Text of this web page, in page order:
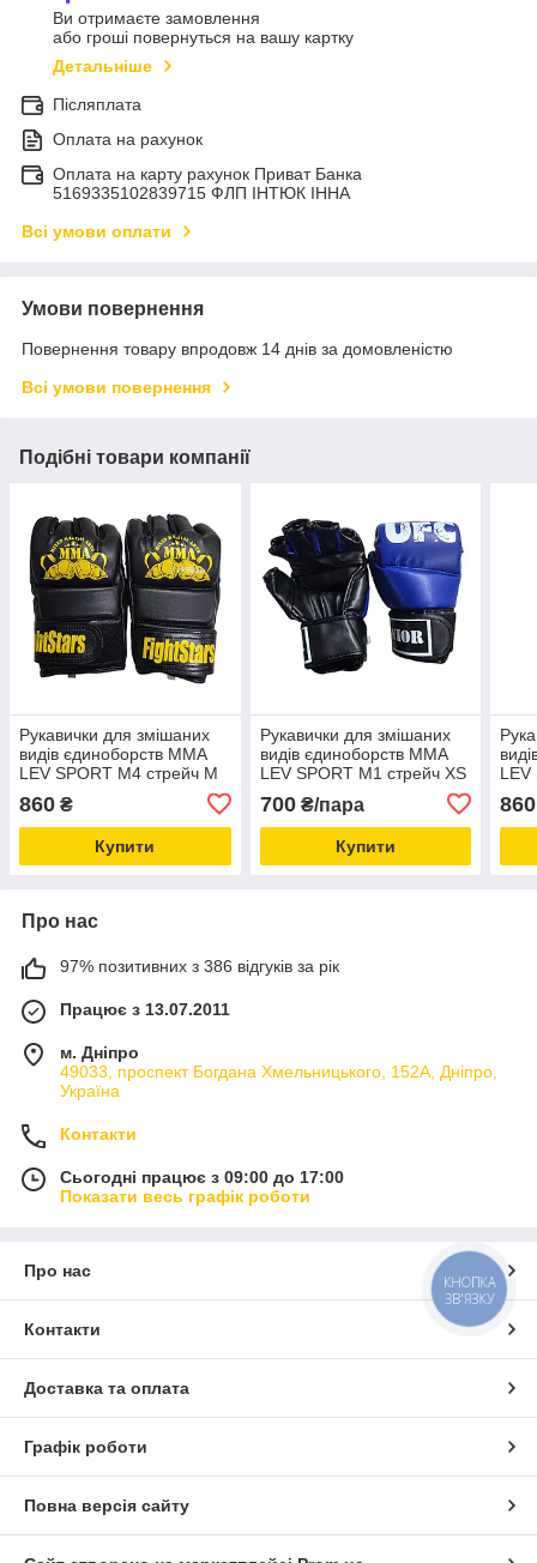
Ви отримаєте замовлення
або гроші повернуться на вашу картку
Детальніше
Післяплата
Оплата на рахунок
Оплата на карту рахунок Приват Банка
5169335102839715 ФЛП ІНТЮК ІННА
Всі умови оплати
Умови повернення
Повернення товару впродовж 14 днів за домовленістю
Всі умови повернення
Подібні товари компанії
Рукавички для змішаних
видів єдиноборств ММА
LEV SPORT M4 стрейч M
860 ₴
Купити
Рукавички для змішаних
видів єдиноборств ММА
LEV SPORT M1 стрейч XS
700₴/пара
Купити
LEV
860
Про нас
97% позитивних з 386 відгуків за рік
Працює з 13.07.2011
м. Дніпро
49033, проспект Богдана Хмельницького, 152А, Дніпро,
Україна
Контакти
Сьогодні працює з 09:00 до 17:00
Показати весь графік роботи
Про нас
Контакти
Доставка та оплата
Графік роботи
Повна версія сайту
КНОПКА
ЗВ'ЯЗКУ